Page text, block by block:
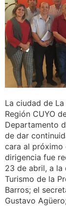
La ciudad de
Región CUYO
Departamento
de dar
cara al próximo
dirigencia fue
23 de abril, a la
Turismo de la
Barros; el
Gustavo